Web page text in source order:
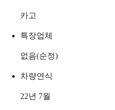
카고
특장업체
없음(순정)
차량연식
22년 7월